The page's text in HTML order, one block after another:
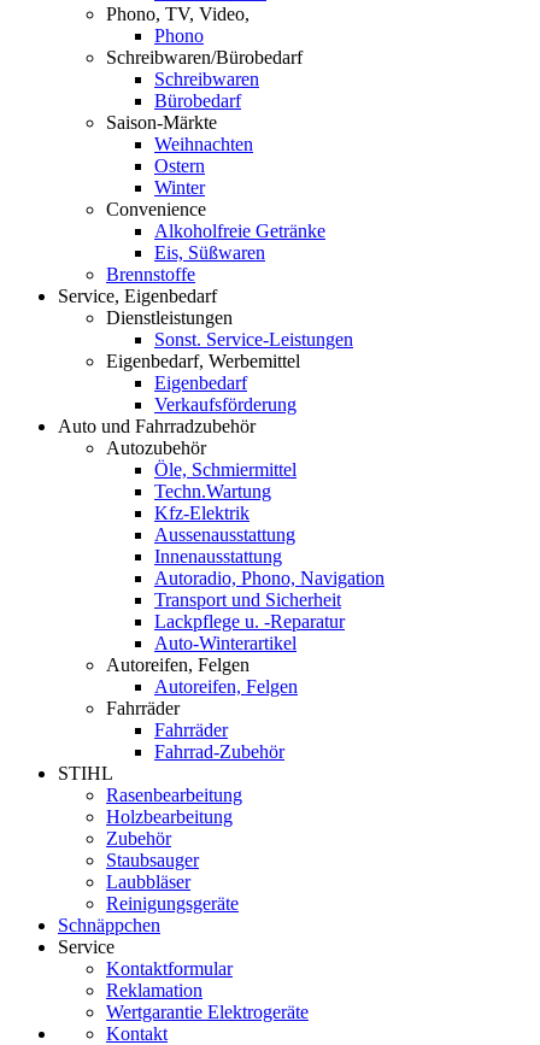
Phono, TV, Video,
Phono
Schreibwaren/Bürobedarf
Schreibwaren
Bürobedarf
Saison-Märkte
Weihnachten
Ostern
Winter
Convenience
Alkoholfreie Getränke
Eis, Süßwaren
Brennstoffe
Service, Eigenbedarf
Dienstleistungen
Sonst. Service-Leistungen
Eigenbedarf, Werbemittel
Eigenbedarf
Verkaufsförderung
Auto und Fahrradzubehör
Autozubehör
Öle, Schmiermittel
Techn.Wartung
Kfz-Elektrik
Aussenausstattung
Innenausstattung
Autoradio, Phono, Navigation
Transport und Sicherheit
Lackpflege u. -Reparatur
Auto-Winterartikel
Autoreifen, Felgen
Autoreifen, Felgen
Fahrräder
Fahrräder
Fahrrad-Zubehör
STIHL
Rasenbearbeitung
Holzbearbeitung
Zubehör
Staubsauger
Laubbläser
Reinigungsgeräte
Schnäppchen
Service
Kontaktformular
Reklamation
Wertgarantie Elektrogeräte
Kontakt